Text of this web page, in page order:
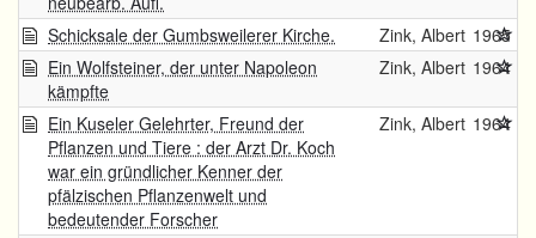
Schicksale der Gumbsweilerer Kirche. Zink, Albert 1965
Ein Wolfsteiner, der unter Napoleon
kämpfte
Zink, Albert 1964
Ein Kuseler Gelehrter, Freund der
Pflanzen und Tiere : der Arzt Dr. Koch
war ein gründlicher Kenner der
pfälzischen Pflanzenwelt und
bedeutender Forscher
Zink, Albert 1964